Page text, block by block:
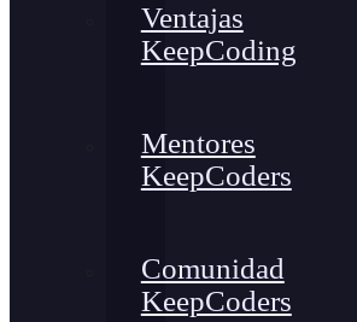
Ventajas
KeepCoding
Mentores
KeepCoders
Comunidad
KeepCoders